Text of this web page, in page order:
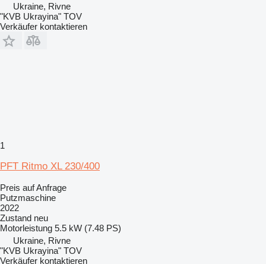
Ukraine, Rivne
"KVB Ukrayina" TOV
Verkäufer kontaktieren
1
PFT Ritmo XL 230/400
Preis auf Anfrage
Putzmaschine
2022
Zustand neu
Motorleistung 5.5 kW (7.48 PS)
Ukraine, Rivne
"KVB Ukrayina" TOV
Verkäufer kontaktieren